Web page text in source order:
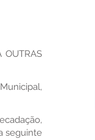
OUTRAS
seguinte